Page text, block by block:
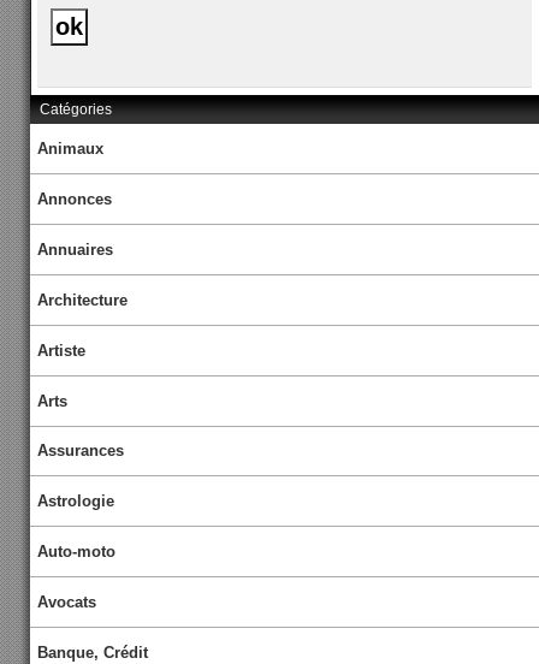
Catégories
Animaux
Annonces
Annuaires
Architecture
Artiste
Arts
Assurances
Astrologie
Auto-moto
Avocats
Banque, Crédit